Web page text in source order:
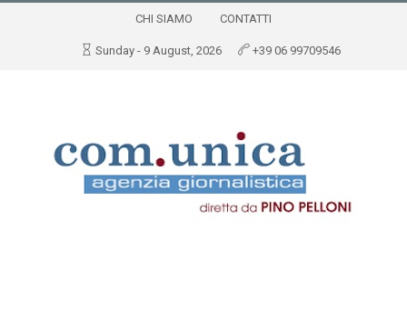
CHI SIAMO CONTATTI
Sunday - 9 August, 2026 +39 06 99709546